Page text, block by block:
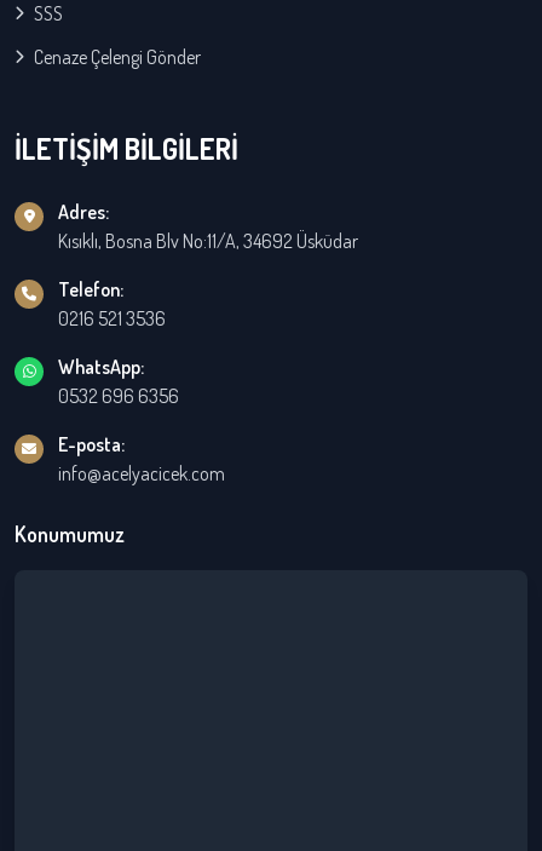
SSS
Cenaze Çelengi Gönder
İLETİŞİM BİLGİLERİ
Adres:
Kısıklı, Bosna Blv No:11/A, 34692 Üsküdar
Telefon:
0216 521 3536
WhatsApp:
0532 696 6356
E-posta:
info@acelyacicek.com
Konumumuz